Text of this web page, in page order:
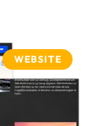
WEBSITE